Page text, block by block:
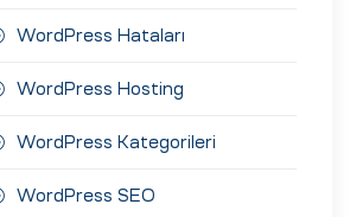
WordPress Hataları
WordPress Hosting
WordPress Kategorileri
WordPress SEO